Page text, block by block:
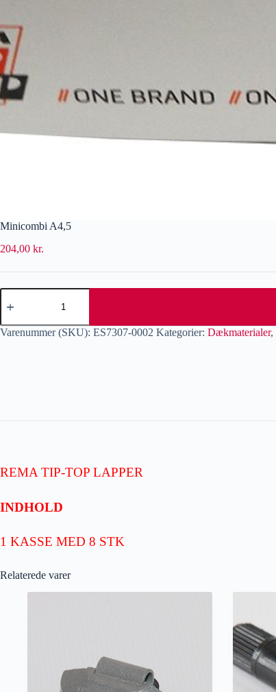
Minicombi A4,5
204,00 kr.
Varenummer (SKU): ES7307-0002 Kategorier: Dækmaterialer,
REMA TIP-TOP LAPPER
INDHOLD
1 KASSE MED 8 STK
Relaterede varer